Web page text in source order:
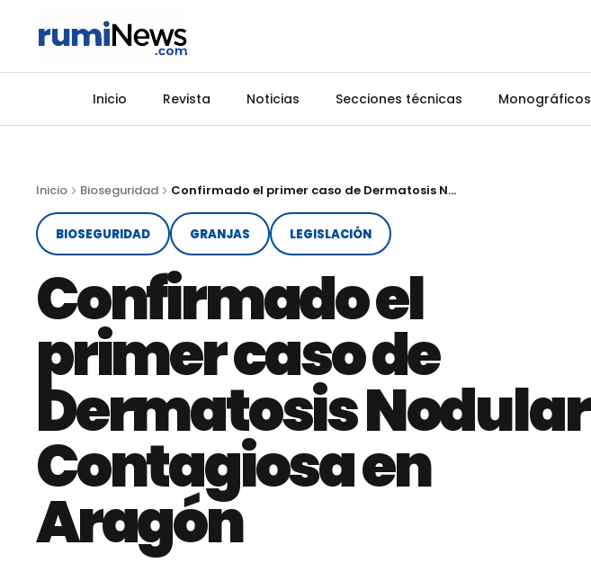
Inicio Revista Noticias Secciones técnicas Monográficos
Inicio Bioseguridad Confirmado el primer caso de Dermatosis Nodular Contagiosa en Aragón
BIOSEGURIDAD GRANJAS LEGISLACIÓN
Confirmado el
primer caso de
Dermatosis Nodular
Contagiosa en
Aragón